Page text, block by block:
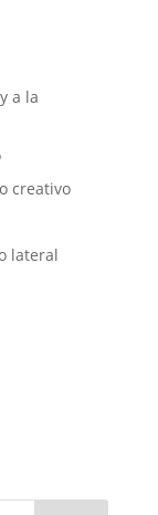
a la
creativo
lateral